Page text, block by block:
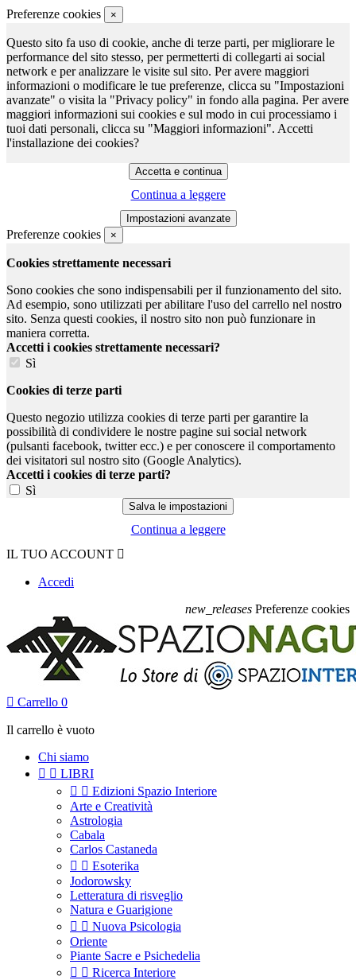
Preferenze cookies ×
Questo sito fa uso di cookie, anche di terze parti, per migliorare le
performance del sito stesso, per permetterti di collegarti ai social
network e per analizzare le visite sul sito. Per avere maggiori
informazioni o modificare le tue preferenze, clicca su "Impostazioni
avanzate" o visita la "Privacy policy" in fondo alla pagina. Per avere
maggiori informazioni sui cookies e sul modo in cui processiamo i
tuoi dati personali, clicca su "Maggiori informazioni". Accetti
l'installazione dei cookies?
Continua a leggere
Preferenze cookies ×
Cookies strettamente necessari
Sono cookies che sono indispensabili per il funzionamento del sito.
Ad esempio, sono utilizzati per abilitare l'uso del carrello nel nostro
sito. Senza questi cookies, il nostro sito non può funzionare in
maniera corretta.
Accetti i cookies strettamente necessari?
Sì
Cookies di terze parti
Questo negozio utilizza cookies di terze parti per garantire la
possibilità di condividere le nostre pagine sui social network
(pulsanti facebook, twitter ecc.) e per conoscere il comportamento
dei visitatori sul nostro sito (Google Analytics).
Accetti i cookies di terze parti?
Sì
Continua a leggere
IL TUO ACCOUNT 
Accedi
new_releases Preferenze cookies
 Carrello 0
Il carrello è vuoto
Chi siamo
  LIBRI
  Edizioni Spazio Interiore
Arte e Creatività
Astrologia
Cabala
Carlos Castaneda
  Esoterika
Jodorowsky
Letteratura di risveglio
Natura e Guarigione
  Nuova Psicologia
Oriente
Piante Sacre e Psichedelia
  Ricerca Interiore